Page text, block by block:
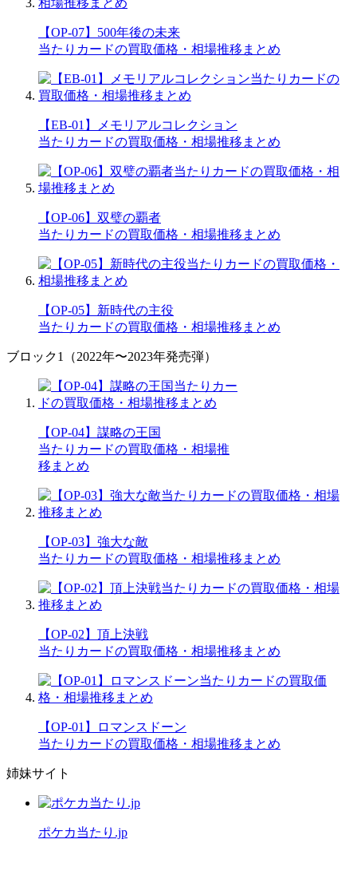
【OP-07】500年後の未来
当たりカードの買取価格・相場推移まとめ
【EB-01】メモリアルコレクション
当たりカードの買取価格・相場推移まとめ
【OP-06】双璧の覇者
当たりカードの買取価格・相場推移まとめ
【OP-05】新時代の主役
当たりカードの買取価格・相場推移まとめ
ブロック1（2022年〜2023年発売弾）
【OP-04】謀略の王国
当たりカードの買取価格・相場推
移まとめ
【OP-03】強大な敵
当たりカードの買取価格・相場推移まとめ
【OP-02】頂上決戦
当たりカードの買取価格・相場推移まとめ
【OP-01】ロマンスドーン
当たりカードの買取価格・相場推移まとめ
姉妹サイト
ポケカ当たり.jp